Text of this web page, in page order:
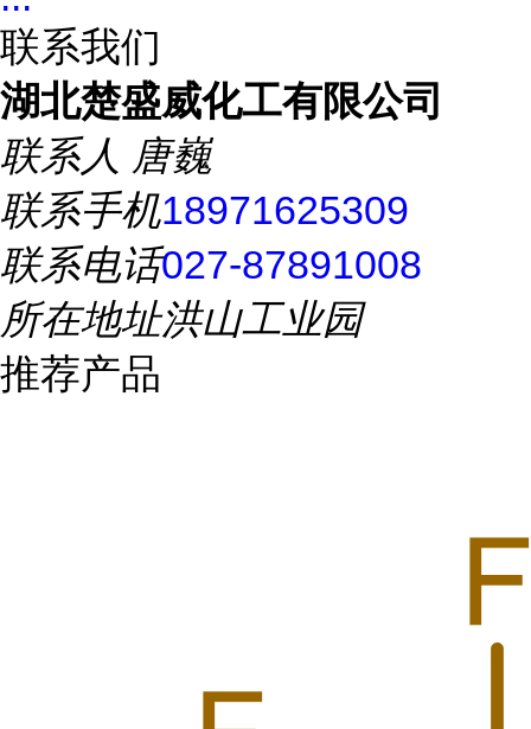
联系我们
湖北楚盛威化工有限公司
联系人 唐巍
联系手机18971625309
联系电话027-87891008
所在地址洪山工业园
推荐产品